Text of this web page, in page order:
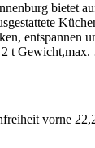
bietet
entspannen
t Gewicht,max.
vorne